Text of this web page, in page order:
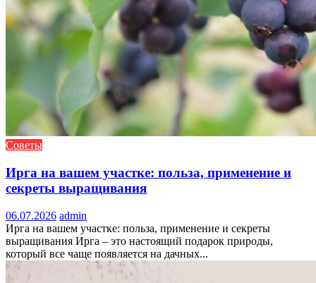
Советы
Ирга на вашем участке: польза, применение и
секреты выращивания
06.07.2026 admin
Ирга на вашем участке: польза, применение и секреты
выращивания Ирга – это настоящий подарок природы,
который все чаще появляется на дачных...